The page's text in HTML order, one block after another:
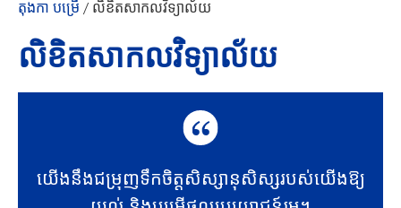
តុងកា បម្រើ / លិខិតសាកលវិទ្យាល័យ
លិខិតសាកលវិទ្យាល័យ
យើងនឹងជម្រុញទឹកចិត្តសិស្សានុសិស្សរបស់យើងឱ្យ